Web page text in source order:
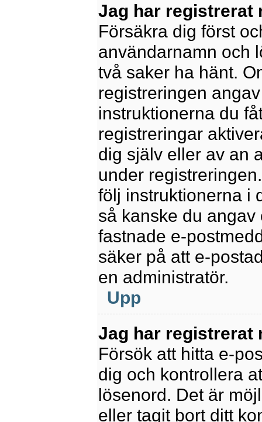
Jag har registrerat
Försäkra dig först
användarnamn och
två saker ha hänt.
registreringen
instruktionerna du
registreringar
dig själv eller av an
under
följ instruktionerna i
så kanske du
fastnade e-
säker på att e-
en administratör.
Upp
Jag har registrerat
Försök att hitta e-
dig och kontrollera
lösenord. Det är
eller tagit bort ditt